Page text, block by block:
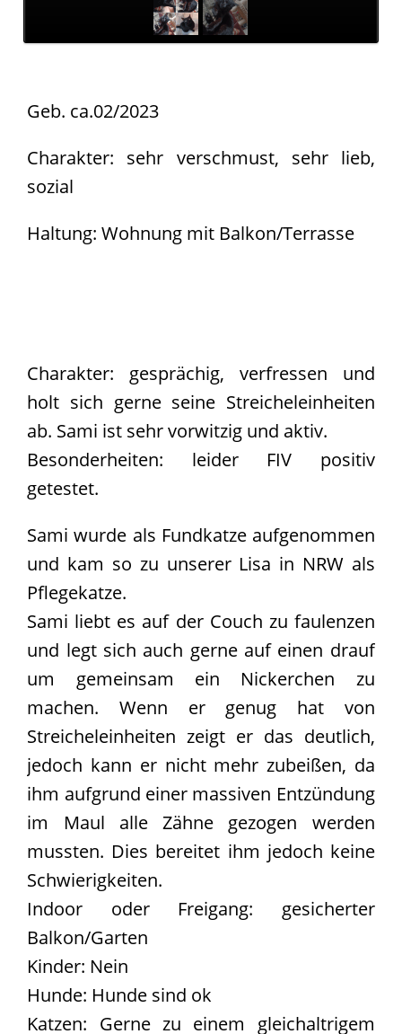
End
2018
Verein
Ziele
Team
Geb. ca.02/2023
Charakter: sehr verschmust, sehr lieb,
sozial
Haltung: Wohnung mit Balkon/Terrasse
Charakter: gesprächig, verfressen und
holt sich gerne seine Streicheleinheiten
ab. Sami ist sehr vorwitzig und aktiv.
Besonderheiten: leider FIV positiv
getestet.
Sami wurde als Fundkatze aufgenommen
und kam so zu unserer Lisa in NRW als
Pflegekatze.
Sami liebt es auf der Couch zu faulenzen
und legt sich auch gerne auf einen drauf
um gemeinsam ein Nickerchen zu
machen. Wenn er genug hat von
Streicheleinheiten zeigt er das deutlich,
jedoch kann er nicht mehr zubeißen, da
ihm aufgrund einer massiven Entzündung
im Maul alle Zähne gezogen werden
mussten. Dies bereitet ihm jedoch keine
Schwierigkeiten.
Indoor oder Freigang: gesicherter
Balkon/Garten
Kinder: Nein
Hunde: Hunde sind ok
Katzen: Gerne zu einem gleichaltrigem